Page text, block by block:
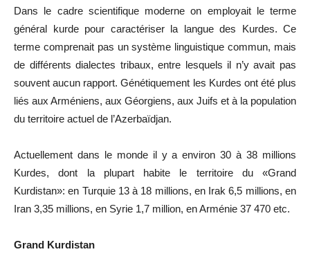
Dans le cadre scientifique moderne on employait le terme
général kurde pour caractériser la langue des Kurdes. Ce
terme comprenait pas un système linguistique commun, mais
de différents dialectes tribaux, entre lesquels il n’y avait pas
souvent aucun rapport. Génétiquement les Kurdes ont été plus
liés aux Arméniens, aux Géorgiens, aux Juifs et à la population
du territoire actuel de l’Azerbaïdjan.
Actuellement dans le monde il y a environ 30 à 38 millions
Kurdes, dont la plupart habite le territoire du «Grand
Kurdistan»: en Turquie 13 à 18 millions, en Irak 6,5 millions, en
Iran 3,35 millions, en Syrie 1,7 million, en Arménie 37 470 etc.
Grand Kurdistan